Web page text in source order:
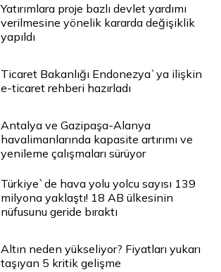
Yatırımlara proje bazlı devlet yardımı
verilmesine yönelik kararda değişiklik
yapıldı
Ticaret Bakanlığı Endonezya`ya ilişkin
e-ticaret rehberi hazırladı
Antalya ve Gazipaşa-Alanya
havalimanlarında kapasite artırımı ve
yenileme çalışmaları sürüyor
Türkiye`de hava yolu yolcu sayısı 139
milyona yaklaştı! 18 AB ülkesinin
nüfusunu geride bıraktı
Altın neden yükseliyor? Fiyatları yukarı
taşıyan 5 kritik gelişme